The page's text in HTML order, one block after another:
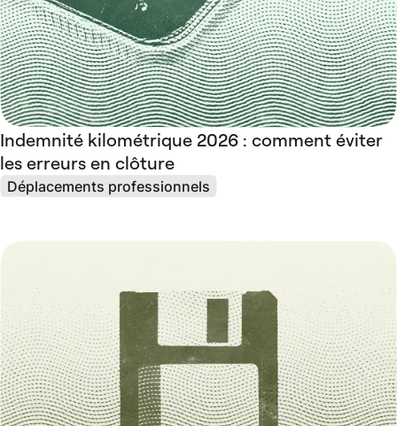
Indemnité kilométrique 2026 : comment éviter
les erreurs en clôture
Déplacements professionnels